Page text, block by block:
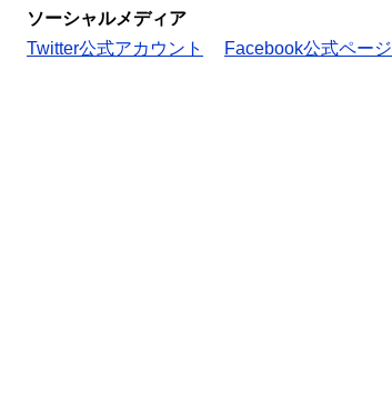
ソーシャルメディア
Twitter公式アカウント
Facebook公式ページ